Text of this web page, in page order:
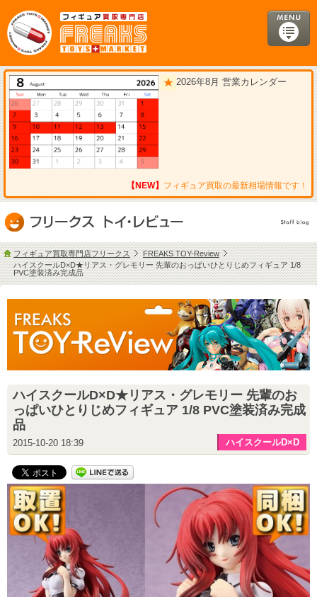
2026年8月 営業カレンダー
【NEW】 フィギュア買取の最新相場情報です！
フィギュア買取専門店フリークス
FREAKS TOY-Review
ハイスクールD×D★リアス・グレモリー 先輩のおっぱいひとりじめフィギュア 1/8
PVC塗装済み完成品
ハイスクールD×D★リアス・グレモリー 先輩のお
っぱいひとりじめフィギュア 1/8 PVC塗装済み完成
品
2015-10-20 18:39 ハイスクールD×D